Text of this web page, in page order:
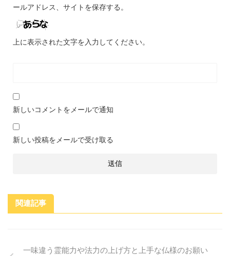
ールアドレス、サイトを保存する。
上に表示された文字を入力してください。
新しいコメントをメールで通知
新しい投稿をメールで受け取る
関連記事
一味違う霊能力や法力の上げ方と上手な仏様のお願い